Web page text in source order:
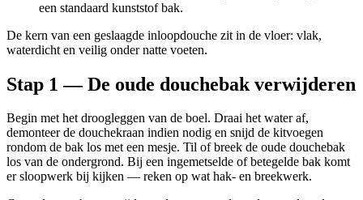
een standaard kunststof bak.
De kern van een geslaagde inloopdouche zit in de vloer: vlak,
waterdicht en veilig onder natte voeten.
Stap 1 — De oude douchebak verwijderen
Begin met het droogleggen van de boel. Draai het water af,
demonteer de douchekraan indien nodig en snijd de kitvoegen
rondom de bak los met een mesje. Til of breek de oude douchebak
los van de ondergrond. Bij een ingemetselde of betegelde bak komt
er sloopwerk bij kijken — reken op wat hak- en breekwerk.